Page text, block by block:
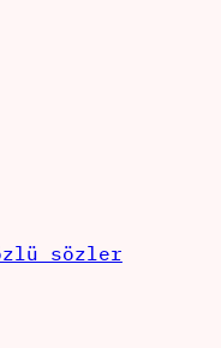
sözler